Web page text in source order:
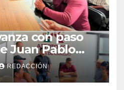
con paso
Juan Pablo
mesa de
de
REDACCIÓN